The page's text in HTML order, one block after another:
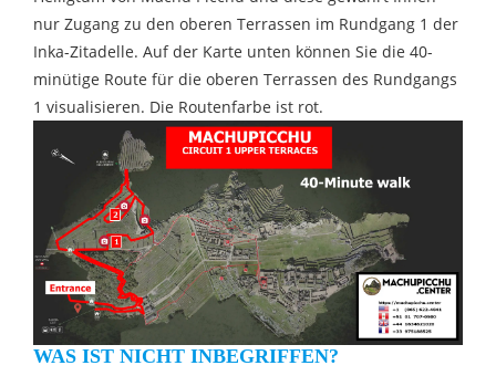
nur Zugang zu den oberen Terrassen im Rundgang 1 der
Inka-Zitadelle. Auf der Karte unten können Sie die 40-
minütige Route für die oberen Terrassen des Rundgangs
1 visualisieren. Die Routenfarbe ist rot.
WAS IST NICHT INBEGRIFFEN?